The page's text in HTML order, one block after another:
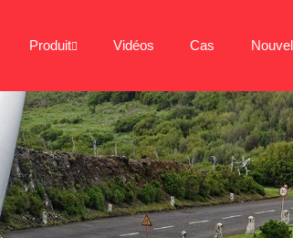
Produit Vidéos Cas